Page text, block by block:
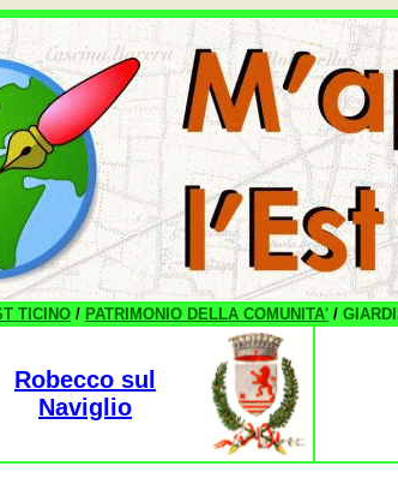
TICINO / PATRIMONIO DELLA COMUNITA' /
Robecco sul
Naviglio